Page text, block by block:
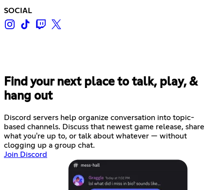
SOCIAL
Find your next place to talk, play, &
hang out
Discord servers help organize conversation into topic-
based channels. Discuss that newest game release, share
what you're up to, or talk about whatever — without
clogging up a group chat.
Join Discord